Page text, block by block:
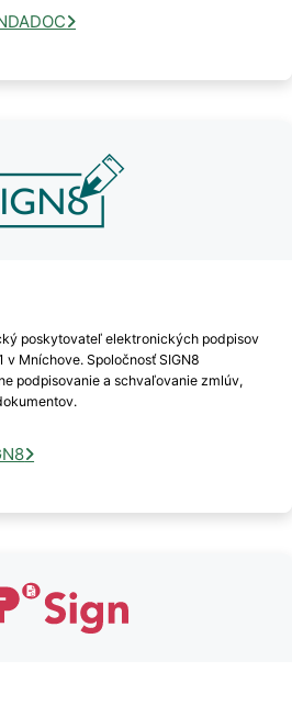
poskytovateľ elektronických podpisov
Mníchove. Spoločnosť SIGN8
podpisovanie a schvaľovanie zmlúv,